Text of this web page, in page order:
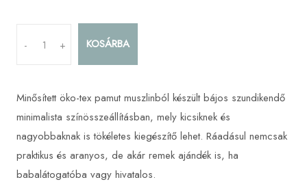
- + KOSÁRBA
Minősített öko-tex pamut muszlinból készült bájos szundikendő
minimalista színösszeállításban, mely kicsiknek és
nagyobbaknak is tökéletes kiegészítő lehet. Ráadásul nemcsak
praktikus és aranyos, de akár remek ajándék is, ha
babalátogatóba vagy hivatalos.